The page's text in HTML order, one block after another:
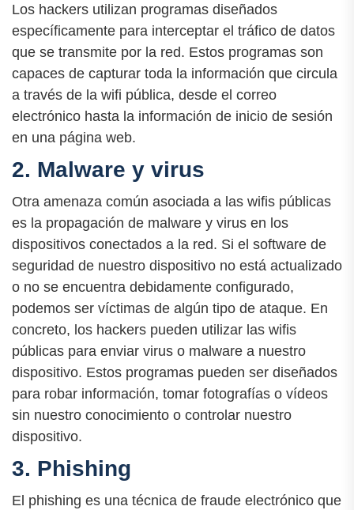
Los hackers utilizan programas diseñados
específicamente para interceptar el tráfico de datos
que se transmite por la red. Estos programas son
capaces de capturar toda la información que circula
a través de la wifi pública, desde el correo
electrónico hasta la información de inicio de sesión
en una página web.
2. Malware y virus
Otra amenaza común asociada a las wifis públicas
es la propagación de malware y virus en los
dispositivos conectados a la red. Si el software de
seguridad de nuestro dispositivo no está actualizado
o no se encuentra debidamente configurado,
podemos ser víctimas de algún tipo de ataque. En
concreto, los hackers pueden utilizar las wifis
públicas para enviar virus o malware a nuestro
dispositivo. Estos programas pueden ser diseñados
para robar información, tomar fotografías o vídeos
sin nuestro conocimiento o controlar nuestro
dispositivo.
3. Phishing
El phishing es una técnica de fraude electrónico que